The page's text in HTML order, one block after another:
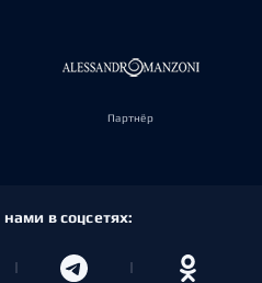
Партнёр
в соцсетях: